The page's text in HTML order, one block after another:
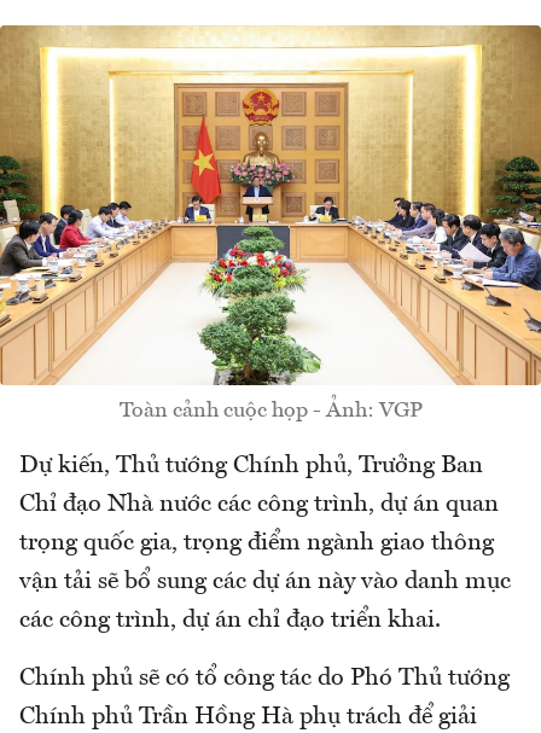
Toàn cảnh cuộc họp - Ảnh: VGP
Dự kiến, Thủ tướng Chính phủ, Trưởng Ban
Chỉ đạo Nhà nước các công trình, dự án quan
trọng quốc gia, trọng điểm ngành giao thông
vận tải sẽ bổ sung các dự án này vào danh mục
các công trình, dự án chỉ đạo triển khai.
Chính phủ sẽ có tổ công tác do Phó Thủ tướng
Chính phủ Trần Hồng Hà phụ trách để giải